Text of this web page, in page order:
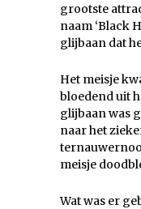
grootste
naam ‘Black
glijbaan dat
Het meisje
bloedend uit
glijbaan was
naar het
meisje
Wat was er